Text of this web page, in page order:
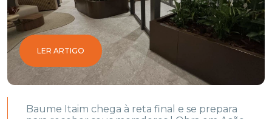
LER ARTIGO
Baume Itaim chega à reta final e se prepara